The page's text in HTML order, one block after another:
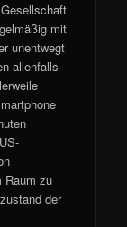
mit
unentwegt
allenfalls
Raum zu
der